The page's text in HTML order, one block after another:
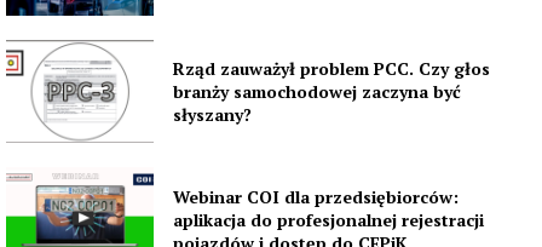
Rząd zauważył problem PCC. Czy głos
branży samochodowej zaczyna być
słyszany?
Webinar COI dla przedsiębiorców:
aplikacja do profesjonalnej rejestracji
pojazdów i dostęp do CEPiK